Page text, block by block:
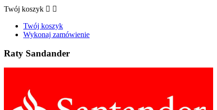
Twój koszyk  
Twój koszyk
Wykonaj zamówienie
Raty Sandander